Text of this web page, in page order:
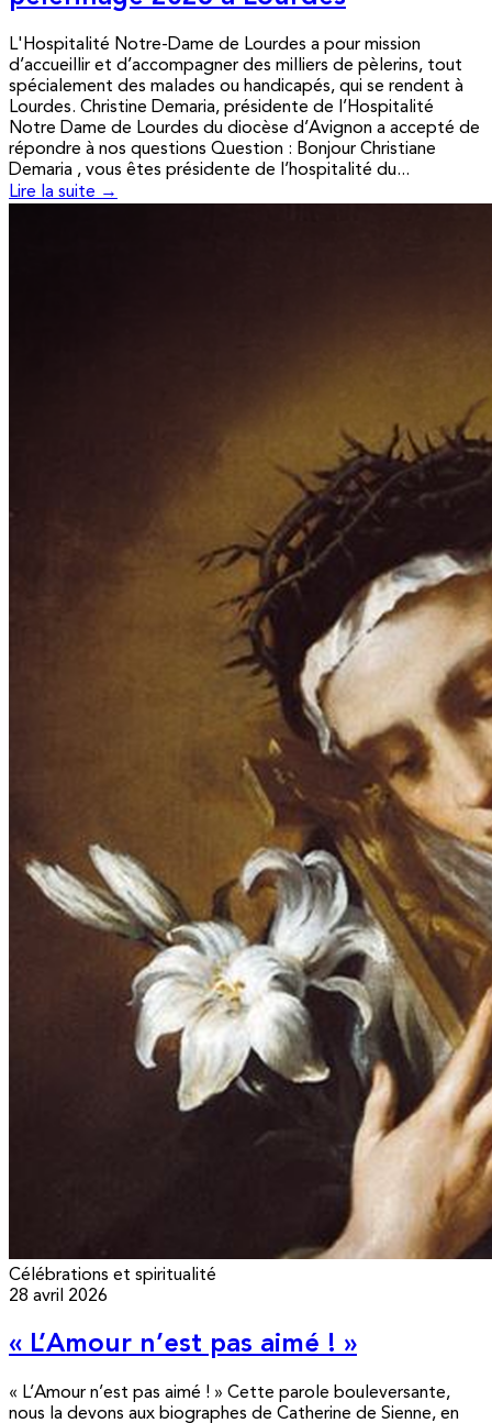
L'Hospitalité Notre-Dame de Lourdes a pour mission
d’accueillir et d’accompagner des milliers de pèlerins, tout
spécialement des malades ou handicapés, qui se rendent à
Lourdes. Christine Demaria, présidente de l’Hospitalité
Notre Dame de Lourdes du diocèse d’Avignon a accepté de
répondre à nos questions Question : Bonjour Christiane
Demaria , vous êtes présidente de l’hospitalité du...
Lire la suite →
Célébrations et spiritualité
28 avril 2026
« L’Amour n’est pas aimé ! »
« L’Amour n’est pas aimé ! » Cette parole bouleversante,
nous la devons aux biographes de Catherine de Sienne, en